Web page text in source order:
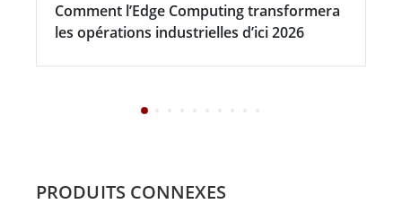
Comment l’Edge Computing transformera
les opérations industrielles d’ici 2026
PRODUITS CONNEXES